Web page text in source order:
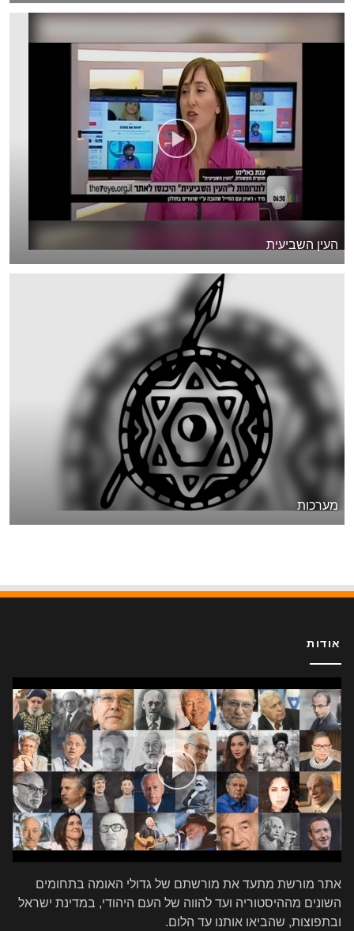
העין השביעית
מערכות
אודות
אתר מורשת מתעד את מורשתם של גדולי האומה בתחומים
השונים מההיסטוריה ועד להווה של העם היהודי, במדינת ישראל
ובתפוצות, שהביאו אותנו עד הלום.